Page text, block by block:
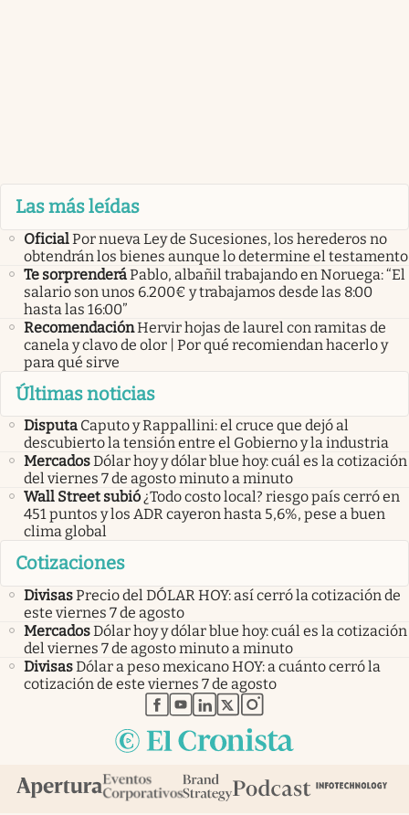
Las más leídas
OficialPor nueva Ley de Sucesiones, los herederos no
obtendrán los bienes aunque lo determine el testamento
Te sorprenderáPablo, albañil trabajando en Noruega: “El
salario son unos 6.200€ y trabajamos desde las 8:00
hasta las 16:00”
RecomendaciónHervir hojas de laurel con ramitas de
canela y clavo de olor | Por qué recomiendan hacerlo y
para qué sirve
Últimas noticias
Disputa Caputo y Rappallini: el cruce que dejó al
descubierto la tensión entre el Gobierno y la industria
MercadosDólar hoy y dólar blue hoy: cuál es la cotización
del viernes 7 de agosto minuto a minuto
Wall Street subió¿Todo costo local? riesgo país cerró en
451 puntos y los ADR cayeron hasta 5,6%, pese a buen
clima global
Cotizaciones
DivisasPrecio del DÓLAR HOY: así cerró la cotización de
este viernes 7 de agosto
MercadosDólar hoy y dólar blue hoy: cuál es la cotización
del viernes 7 de agosto minuto a minuto
DivisasDólar a peso mexicano HOY: a cuánto cerró la
cotización de este viernes 7 de agosto
abre en nueva pestaña
abre en nueva pestaña
abre en nueva pestaña
abre en nueva pestaña
abre en nueva pestaña